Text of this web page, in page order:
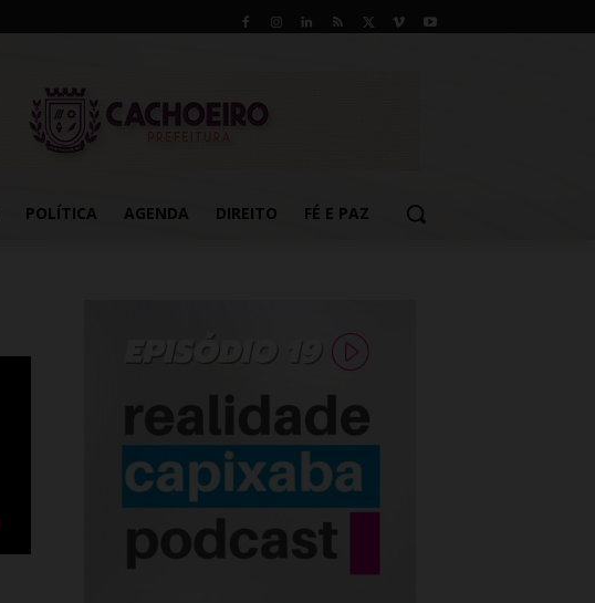
POLÍTICA AGENDA DIREITO FÉ E PAZ